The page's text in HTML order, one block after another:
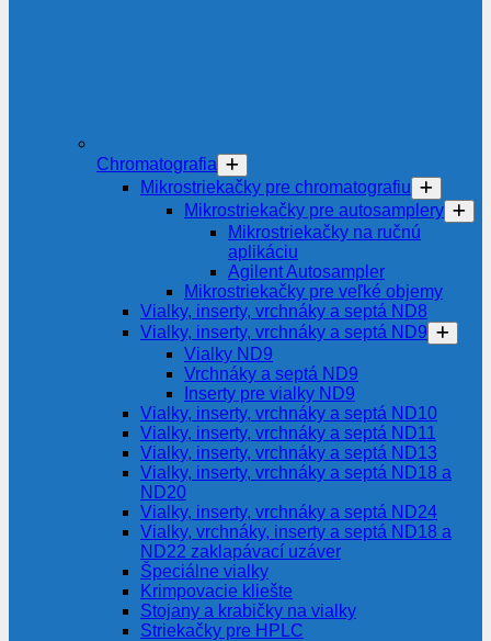
Chromatografia
Mikrostriekačky pre chromatografiu
Mikrostriekačky pre autosamplery
Mikrostriekačky na ručnú
aplikáciu
Agilent Autosampler
Mikrostriekačky pre veľké objemy
Vialky, inserty, vrchnáky a septá ND8
Vialky, inserty, vrchnáky a septá ND9
Vialky ND9
Vrchnáky a septá ND9
Inserty pre vialky ND9
Vialky, inserty, vrchnáky a septá ND10
Vialky, inserty, vrchnáky a septá ND11
Vialky, inserty, vrchnáky a septá ND13
Vialky, inserty, vrchnáky a septá ND18 a
ND20
Vialky, inserty, vrchnáky a septá ND24
Vialky, vrchnáky, inserty a septá ND18 a
ND22 zaklapávací uzáver
Špeciálne vialky
Krimpovacie kliešte
Stojany a krabičky na vialky
Striekačky pre HPLC